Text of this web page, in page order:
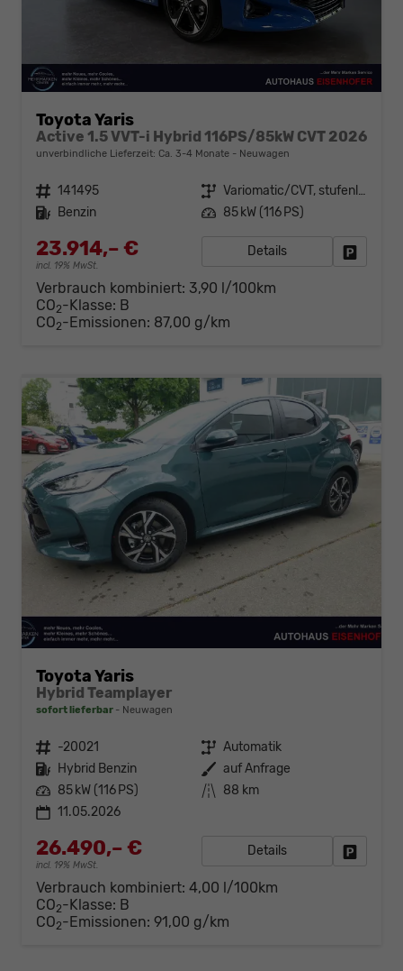
Toyota Yaris
Active 1.5 VVT-i Hybrid 116PS/85kW CVT 2026
unverbindliche Lieferzeit: Ca. 3-4 Monate Neuwagen
Fahrzeugnr. 141495 Getriebe
Variomatic/CVT, stufenlos
Kraftstoff Benzin Leistung 85 kW (116 PS)
23.914,– €
incl. 19% MwSt.
Details
Verbrauch kombiniert: 3,90 l/100km
CO2-Klasse: B
CO2-Emissionen: 87,00 g/km
Toyota Yaris
Hybrid Teamplayer
sofort lieferbar Neuwagen
Fahrzeugnr. -20021 Getriebe Automatik
Kraftstoff Hybrid Benzin Außenfarbe auf Anfrage
Leistung 85 kW (116 PS) Kilometerstand 88 km
11.05.2026
26.490,– €
incl. 19% MwSt.
Details
Verbrauch kombiniert: 4,00 l/100km
CO2-Klasse: B
CO2-Emissionen: 91,00 g/km